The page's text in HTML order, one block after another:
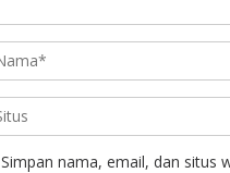
Simpan nama, email, dan situs